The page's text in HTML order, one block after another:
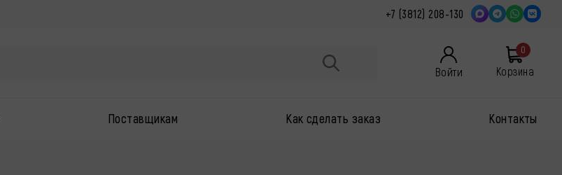
+7 (3812) 208-130
Войти
0
Корзина
Поставщикам Как сделать заказ Контакты